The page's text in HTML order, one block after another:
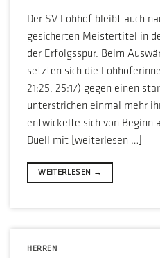
Der SV Lohhof bleibt auch
gesicherten Meistertitel in
der Erfolgsspur. Beim
setzten sich die
21:25, 25:17) gegen einen
unterstrichen einmal mehr
entwickelte sich von Beginn
Duell mit [weiterlesen …]
WEITERLESEN →
HERREN